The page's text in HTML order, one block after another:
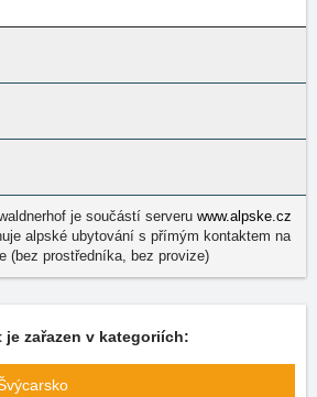
je součástí serveru www.alpske.cz
alpské ubytování s přímým kontaktem na
(bez prostředníka, bez provize)
je zařazen v kategoriích: